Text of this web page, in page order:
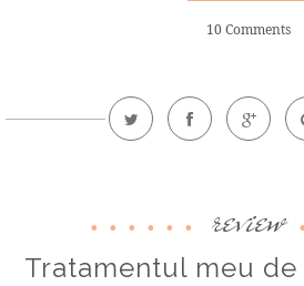
10 Comments
review
Tratamentul meu